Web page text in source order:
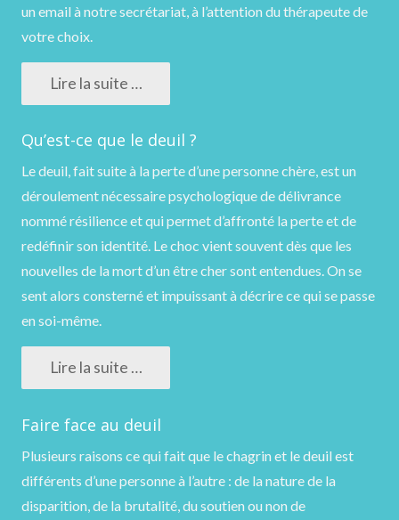
un email à notre secrétariat, à l’attention du thérapeute de
votre choix.
Lire la suite …
Qu’est-ce que le deuil ?
Le deuil, fait suite à la perte d’une personne chère, est un
déroulement nécessaire psychologique de délivrance
nommé résilience et qui permet d’affronté la perte et de
redéfinir son identité. Le choc vient souvent dès que les
nouvelles de la mort d’un être cher sont entendues. On se
sent alors consterné et impuissant à décrire ce qui se passe
en soi-même.
Lire la suite …
Faire face au deuil
Plusieurs raisons ce qui fait que le chagrin et le deuil est
différents d’une personne à l’autre : de la nature de la
disparition, de la brutalité, du soutien ou non de